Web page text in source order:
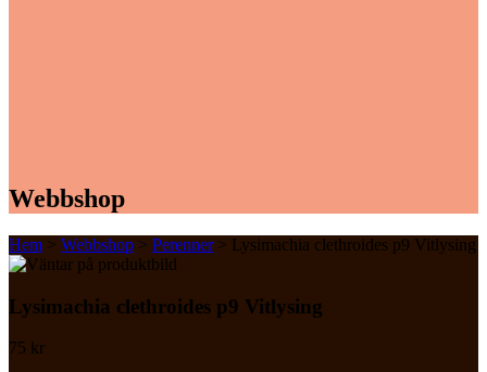
Webbshop
Hem > Webbshop > Perenner> Lysimachia clethroides p9 Vitlysing
Lysimachia clethroides p9 Vitlysing
75 kr